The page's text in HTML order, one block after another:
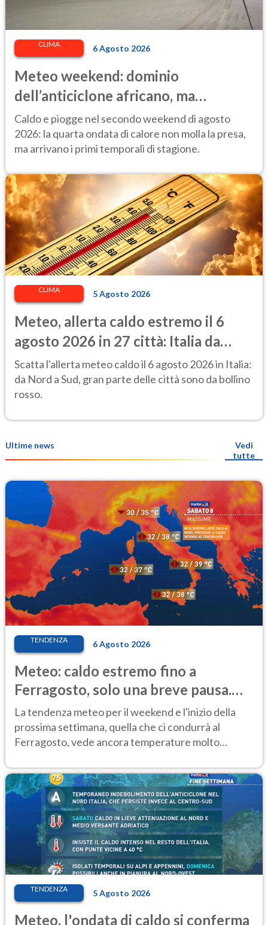
CLIMA 6 Agosto 2026
Meteo weekend: dominio
dell’anticiclone africano, ma
attenzione ai temporali intensi. Le
previsioni
Caldo e piogge nel secondo weekend di agosto
2026: la quarta ondata di calore non molla la presa,
ma arrivano i primi temporali di stagione.
CLIMA 5 Agosto 2026
Meteo, allerta caldo estremo il 6
agosto 2026 in 27 città: Italia da
bollino rosso
Scatta l'allerta meteo caldo il 6 agosto 2026 in Italia:
da Nord a Sud, gran parte delle città sono da bollino
rosso.
Ultime news
Vedi
tutte
TENDENZA 6 Agosto 2026
Meteo: caldo estremo fino a
Ferragosto, solo una breve pausa.
Ecco dove
La tendenza meteo per il weekend e l'inizio della
prossima settimana, quella che ci condurrà al
Ferragosto, vede ancora temperature molto
TENDENZA 5 Agosto 2026
Meteo, l'ondata di caldo si conferma